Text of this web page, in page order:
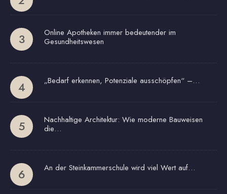
Online Apotheken immer bedeutender im
Gesundheitswesen
„Bedarf erkennen, Potenziale ausschöpfen“ –…
Nachhaltige Architektur: Wie moderne Bauweisen
die…
An der Steinkammerschule wird viel Wert auf…